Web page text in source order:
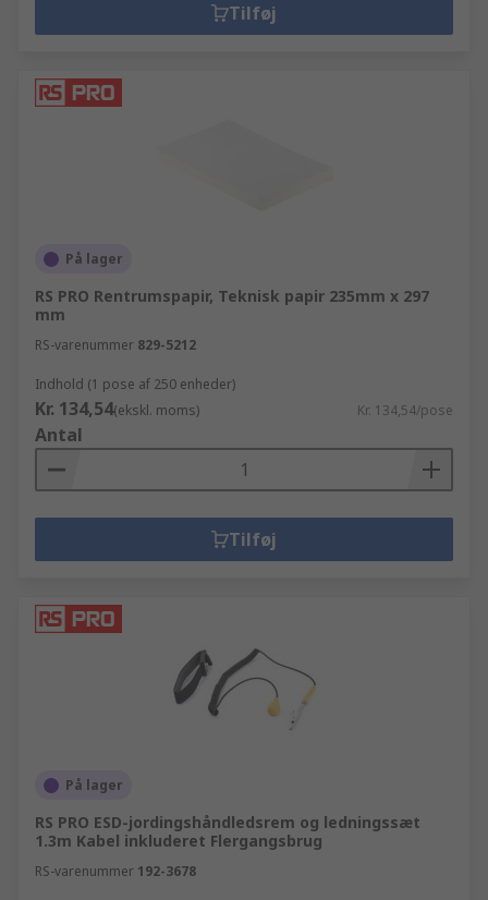
Tilføj
På lager
RS PRO Rentrumspapir, Teknisk papir 235mm x 297
mm
RS-varenummer 829-5212
Indhold (1 pose af 250 enheder)
Kr. 134,54(ekskl. moms) Kr. 134,54/pose
Antal
Tilføj
På lager
RS PRO ESD-jordingshåndledsrem og ledningssæt
1.3m Kabel inkluderet Flergangsbrug
RS-varenummer 192-3678